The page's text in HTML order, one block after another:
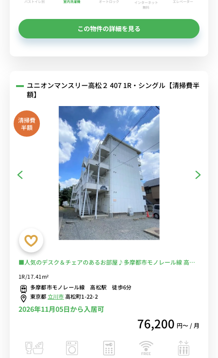
バストイレ別 室内洗濯機 オートロック
インターネット
無料
エレベーター
この物件の詳細を見る
ユニオンマンスリー高松２ 407 1R・シングル【清掃費半
額】
清掃費
半額
■人気のデスク＆チェアのあるお部屋♪多摩都市モノレール線 高松
立川立飛店やIKEA立川店も徒歩圏内■選べるWi-Fi格安レンタル中！
1R/17.41m²
多摩都市モノレール線 高松駅 徒歩6分
東京都 立川市高松町1-22-2
2026年11月05日から入居可
76,200 円〜 / 月